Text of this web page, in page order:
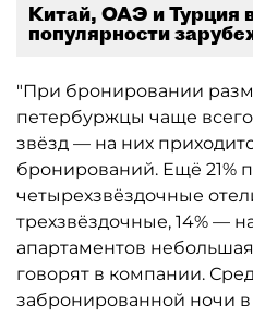
Китай, ОАЭ и Турция
популярности
"При бронировании
петербуржцы чаще
звёзд — на них
бронирований. Ещё 21%
четырехзвёздочные
трехзвёздочные, 14% —
апартаментов
говорят в компании.
забронированной ночи в